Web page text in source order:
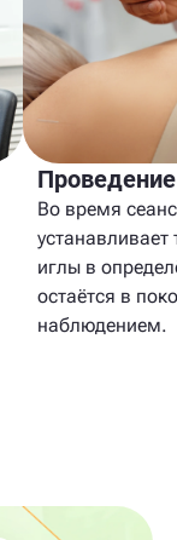
Во время
иглы в
остаётся в
наблюдением.